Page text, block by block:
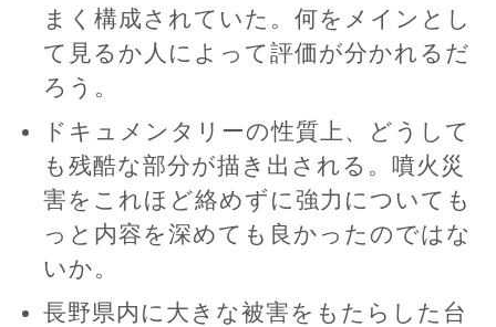
まく構成されていた。何をメインとし
て見るか人によって評価が分かれるだ
ろう。
ドキュメンタリーの性質上、どうして
も残酷な部分が描き出される。噴火災
害をこれほど絡めずに強力についても
っと内容を深めても良かったのではな
いか。
長野県内に大きな被害をもたらした台